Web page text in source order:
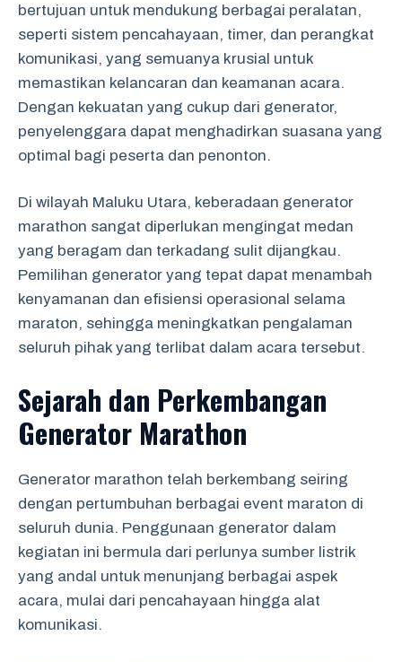
bertujuan untuk mendukung berbagai peralatan,
seperti sistem pencahayaan, timer, dan perangkat
komunikasi, yang semuanya krusial untuk
memastikan kelancaran dan keamanan acara.
Dengan kekuatan yang cukup dari generator,
penyelenggara dapat menghadirkan suasana yang
optimal bagi peserta dan penonton.
Di wilayah Maluku Utara, keberadaan generator
marathon sangat diperlukan mengingat medan
yang beragam dan terkadang sulit dijangkau.
Pemilihan generator yang tepat dapat menambah
kenyamanan dan efisiensi operasional selama
maraton, sehingga meningkatkan pengalaman
seluruh pihak yang terlibat dalam acara tersebut.
Sejarah dan Perkembangan
Generator Marathon
Generator marathon telah berkembang seiring
dengan pertumbuhan berbagai event maraton di
seluruh dunia. Penggunaan generator dalam
kegiatan ini bermula dari perlunya sumber listrik
yang andal untuk menunjang berbagai aspek
acara, mulai dari pencahayaan hingga alat
komunikasi.